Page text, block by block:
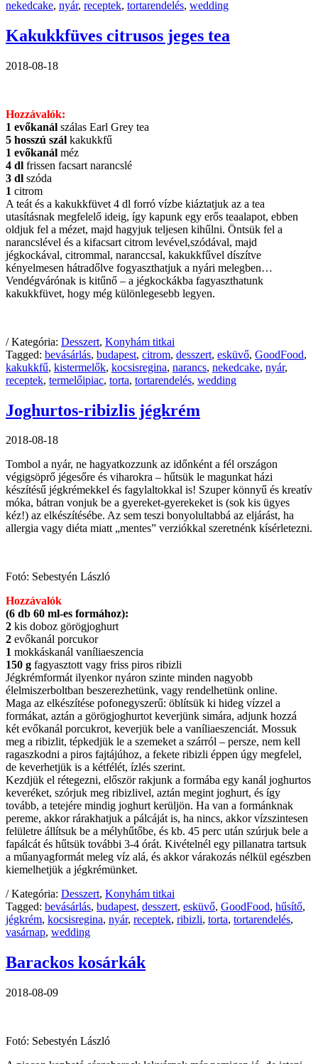
nekedcake, nyár, receptek, tortarendelés, wedding
Kakukkfüves citrusos jeges tea
2018-08-18
Hozzávalók:
1 evőkanál szálas Earl Grey tea
5 hosszú szál kakukkfű
1 evőkanál méz
4 dl frissen facsart narancslé
3 dl szóda
1 citrom
A teát és a kakukkfüvet 4 dl forró vízbe kiáztatjuk az a tea
utasításnak megfelelő ideig, így kapunk egy erős teaalapot, ebben
oldjuk fel a mézet, majd hagyjuk teljesen kihűlni. Öntsük fel a
narancslével és a kifacsart citrom levével,szódával, majd
jégkockával, citrommal, naranccsal, kakukkfűvel díszítve
kényelmesen hátradőlve fogyaszthatjuk a nyári melegben…
Vendégvárónak is kitűnő – a jégkockákba fagyaszthatunk
kakukkfüvet, hogy még különlegesebb legyen.
/ Kategória: Desszert, Konyhám titkai
Tagged: bevásárlás, budapest, citrom, desszert, esküvő, GoodFood,
kakukkfű, kistermelők, kocsisregina, narancs, nekedcake, nyár,
receptek, termelőipiac, torta, tortarendelés, wedding
Joghurtos-ribizlis jégkrém
2018-08-18
Tombol a nyár, ne hagyatkozzunk az időnként a fél országon
végigsöprő jégesőre és viharokra – hűtsük le magunkat házi
készítésű jégkrémekkel és fagylaltokkal is! Szuper könnyű és kreatív
móka, bátran vonjuk be a gyereket-gyerekeket is (sok kis ügyes
kéz!) az elkészítésébe. Az sem teszi bonyolultabbá az eljárást, ha
allergia vagy diéta miatt „mentes” verziókkal szeretnénk kísérletezni.
Fotó: Sebestyén László
Hozzávalók
(6 db 60 ml-es formához):
2 kis doboz görögjoghurt
2 evőkanál porcukor
1 mokkáskanál vaníliaeszencia
150 g fagyasztott vagy friss piros ribizli
Jégkrémformát ilyenkor nyáron szinte minden nagyobb
élelmiszerboltban beszerezhetünk, vagy rendelhetünk online.
Maga az elkészítése pofonegyszerű: öblítsük ki hideg vízzel a
formákat, aztán a görögjoghurtot keverjünk simára, adjunk hozzá
két evőkanál porcukrot, keverjük bele a vaníliaeszenciát. Mossuk
meg a ribizlit, tépkedjük le a szemeket a szárról – persze, nem kell
ragaszkodni a piros fajtájúhoz, a fekete ribizli éppen úgy megfelel,
de keverhetjük is a kétfélét, ízlés szerint.
Kezdjük el rétegezni, először rakjunk a formába egy kanál joghurtos
keveréket, szórjuk meg ribizlivel, aztán megint joghurt, és így
tovább, a tetejére mindig joghurt kerüljön. Ha van a formánknak
pereme, akkor rárakhatjuk a pálcáját is, ha nincs, akkor vízszintesen
felületre állítsuk be a mélyhűtőbe, és kb. 45 perc után szúrjuk bele a
fapálcát és hűtsük további 3-4 órát. Kivételnél egy pillanatra tartsuk
a műanyagformát meleg víz alá, és akkor várakozás nélkül egészben
kiemelhetjük a jégkrémünket.
/ Kategória: Desszert, Konyhám titkai
Tagged: bevásárlás, budapest, desszert, esküvő, GoodFood, hűsítő,
jégkrém, kocsisregina, nyár, receptek, ribizli, torta, tortarendelés,
vasárnap, wedding
Barackos kosárkák
2018-08-09
Fotó: Sebestyén László